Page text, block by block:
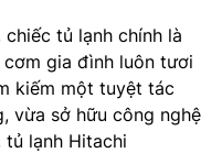
tủ lạnh chính là
gia đình luôn tươi
kiếm một tuyệt tác
vừa sở hữu công nghệ
lạnh Hitachi